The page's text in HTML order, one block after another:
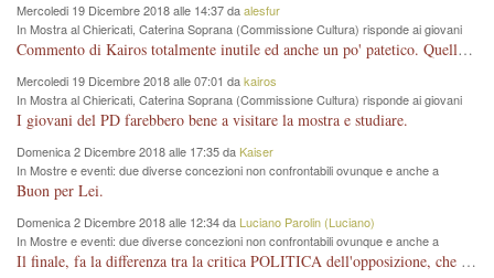
Mercoledi 19 Dicembre 2018 alle 14:37 daalesfur
In Mostra al Chiericati, Caterina Soprana (Commissione Cultura) risponde ai giovani
del Pd: "realizzata a costo zero per il Comune"
Commento di Kairos totalmente inutile ed anche un po' patetico. Quella che è completamente mancata è stata la promozione internazionale dell'evento effettuata da chi lo sa fare, l'amministrazione in questo è stata totalmente assente relegando al provincialismo una mostra che meritava ben altre platee ed i risultati sono sotto gli occhi di tutti. Su questo bisogna parlare, il fatto di averla organizzata al Chiericati certo non ha aiutato ma è un aspetto secondario rispetto a quello della promozione. In città con le mostre organizzate da Goldin - che certo ha fatto principalmente i suoi interessi, ma ne ha comunque beneficiato la città in immagine e commercio per il centro - arrivavano giornalmente pullman carichi di turisti. Dove sono i turisti ora?
Mercoledi 19 Dicembre 2018 alle 07:01 dakairos
In Mostra al Chiericati, Caterina Soprana (Commissione Cultura) risponde ai giovani
del Pd: "realizzata a costo zero per il Comune"
I giovani del PD farebbero bene a visitare la mostra e studiare.
Domenica 2 Dicembre 2018 alle 17:35 daKaiser
In Mostre e eventi: due diverse concezioni non confrontabili ovunque e anche a
Vicenza
Buon per Lei.
Domenica 2 Dicembre 2018 alle 12:34 da Luciano Parolin (Luciano)
In Mostre e eventi: due diverse concezioni non confrontabili ovunque e anche a
Vicenza
Il finale, fa la differenza tra la critica POLITICA dell'opposizione, che ha perso le elezioni ed è minoranza e non trova altri argomenti per politicizzare sul sito qua o là ? La critica d'arte invece è un'altra cosa che lascio agli altri. Per ora mi basta la lezione magistrale del prof. Giulianati.